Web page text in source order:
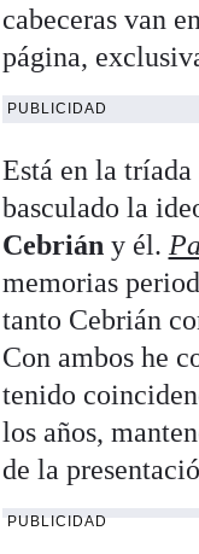
cabeceras van
página,
PUBLICIDAD
Está en la
basculado la
Cebriány él.
memorias
tanto Cebrián
Con ambos he
tenido
los años,
de la
PUBLICIDAD